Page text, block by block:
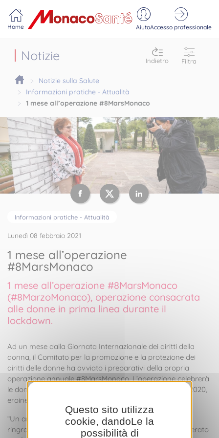
Home AiutoAccesso professionale
Notizie Indietro Filtra
Notizie sulla Salute
Informazioni pratiche - Attualità
1 mese all’operazione #8MarsMonaco
Informazioni pratiche - Attualità
Lunedì 08 febbraio 2021
1 mese all’operazione
#8MarsMonaco
1 mese all’operazione #8MarsMonaco
(#8MarzoMonaco), operazione consacrata
alle donne in prima linea durante il
lockdown.
Ad un mese dalla Giornata Internazionale dei diritti della
donna, il Comitato per la promozione e la protezione dei
diritti delle donne ha avviato i preparativi della propria
operazione annuale #8MarsMonaco. L’operazione celebrerà
le donne in prima linea durante il lockdown del marzo 2020,
eroine del quotidiano che curano, aiutano e nutrono.
“Un anno dopo il primo lockdown mi sembra doveroso
ringraziare queste lavoratrici nell’ombra che hanno operato
Questo sito utilizza
cookie, dandoLe la
possibilità di